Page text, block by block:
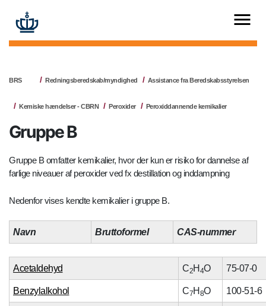
BRS Redningsberedskab/myndighed Assistance fra Beredskabsstyrelsen
Kemiske hændelser - CBRN Peroxider Peroxiddannende kemikalier
Gruppe B
Gruppe B omfatter kemikalier, hvor der kun er risiko for dannelse af
farlige niveauer af peroxider ved fx destillation og inddampning
Nedenfor vises kendte kemikalier i gruppe B.
Navn Bruttoformel CAS-nummer
Acetaldehyd C2H 4O 75-07-0
Benzylalkohol C7H 8O 100-51-6